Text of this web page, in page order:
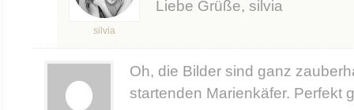
silvia
Liebe Grüße, silvia
Oh, die Bilder sind ganz
startenden Marienkäfer. Perfekt